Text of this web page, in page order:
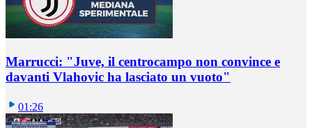
Marrucci: "Juve, il centrocampo non convince e
davanti Vlahovic ha lasciato un vuoto"
01:26